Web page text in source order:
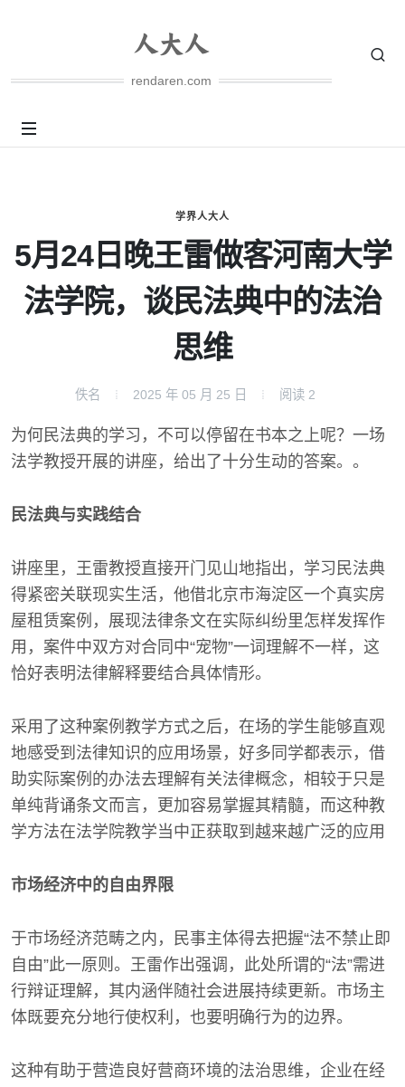
rendaren.com
学界人大人
5月24日晚王雷做客河南大学
法学院，谈民法典中的法治
思维
佚名 2025 年 05 月 25 日 阅读 2
为何民法典的学习，不可以停留在书本之上呢？一场
法学教授开展的讲座，给出了十分生动的答案。。
民法典与实践结合
讲座里，王雷教授直接开门见山地指出，学习民法典
得紧密关联现实生活，他借北京市海淀区一个真实房
屋租赁案例，展现法律条文在实际纠纷里怎样发挥作
用，案件中双方对合同中“宠物”一词理解不一样，这
恰好表明法律解释要结合具体情形。
采用了这种案例教学方式之后，在场的学生能够直观
地感受到法律知识的应用场景，好多同学都表示，借
助实际案例的办法去理解有关法律概念，相较于只是
单纯背诵条文而言，更加容易掌握其精髓，而这种教
学方法在法学院教学当中正获取到越来越广泛的应用
市场经济中的自由界限
于市场经济范畴之内，民事主体得去把握“法不禁止即
自由”此一原则。王雷作出强调，此处所谓的“法”需进
行辩证理解，其内涵伴随社会进展持续更新。市场主
体既要充分地行使权利，也要明确行为的边界。
这种有助于营造良好营商环境的法治思维，企业在经